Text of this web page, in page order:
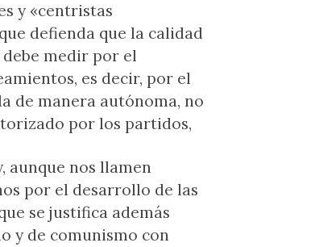
y «centristas
defienda que la calidad
debe medir por el
es decir, por el
de manera autónoma, no
por los partidos,
aunque nos llamen
por el desarrollo de las
se justifica además
y de comunismo con